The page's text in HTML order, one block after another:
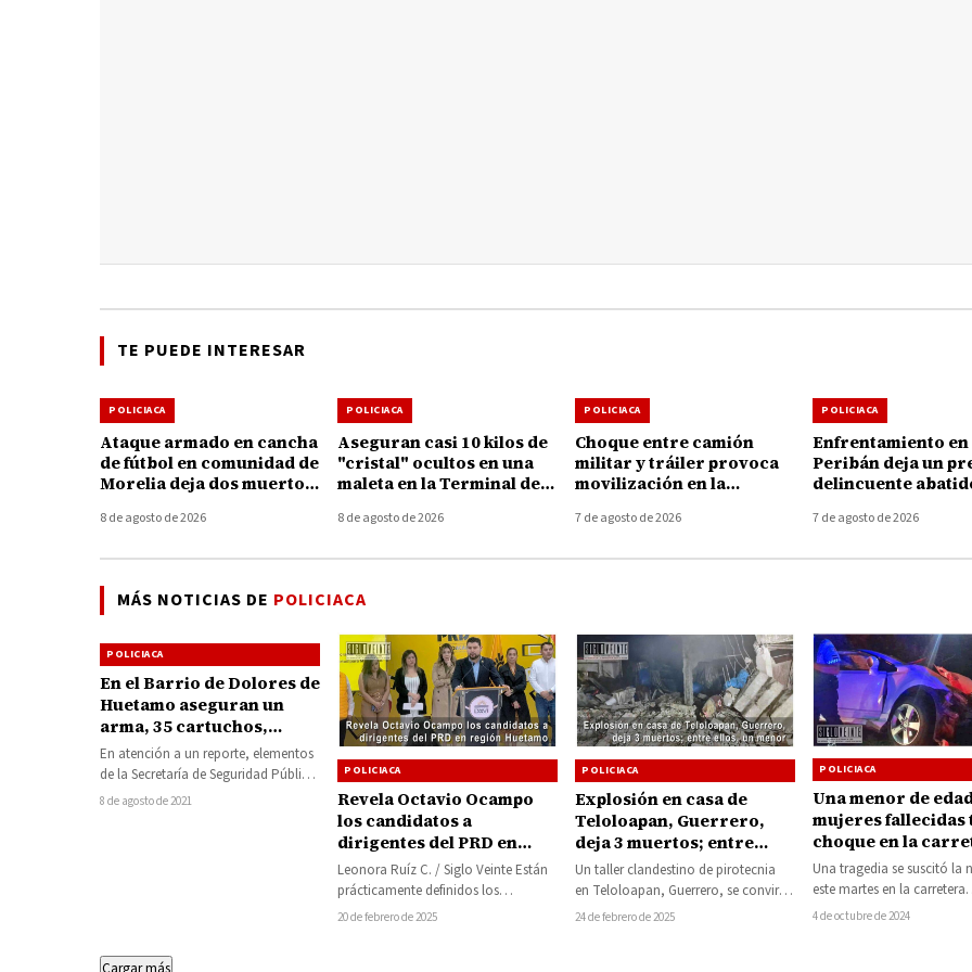
TE PUEDE INTERESAR
POLICIACA
Ataque armado en cancha
de fútbol en comunidad de
Morelia deja dos muertos
8 de agosto de 2026
POLICIACA
Aseguran casi 10 kilos de
"cristal" ocultos en una
maleta en la Terminal de
8 de agosto de 2026
POLICIACA
Choque entre camión
militar y tráiler provoca
movilización en la
Taretan
7 de agosto de 2026
POLICIACA
Enfrentamiento en
Peribán deja un
delincuente
7 de agosto de 2026
MÁS NOTICIAS DE POLICIACA
POLICIACA
En el Barrio de Dolores de
Huetamo aseguran un
arma, 35 cartuchos,
cargadores y un vehículo
En atención a un reporte, elementos
de la Secretaría de Seguridad Pública
(SSP) y Guardia Nacional (GN),
8 de agosto de 2021
POLICIACA
Revela Octavio Ocampo
los candidatos a
dirigentes del PRD en
región Huetamo
Leonora Ruíz C. / Siglo Veinte Están
prácticamente definidos los
dirigentes municipales del PRD en
20 de febrero de 2025
POLICIACA
Explosión en casa de
Teloloapan, Guerrero,
deja 3 muertos; entre
ellos, un menor
Un taller clandestino de pirotecnia
en Teloloapan, Guerrero, se convirtió
en cenizas, cuando la tarde de ayer,
24 de febrero de 2025
POLICIACA
Una menor de
mujeres fallecidas
choque en la
Pátzcuaro-Morelia
Una tragedia se suscitó la
este martes en la carretera
Pátzcuaro-Morelia, cuando
4 de octubre de 2024
Cargar más